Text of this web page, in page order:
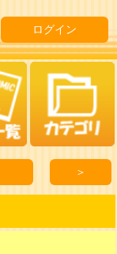
ログイン
＞